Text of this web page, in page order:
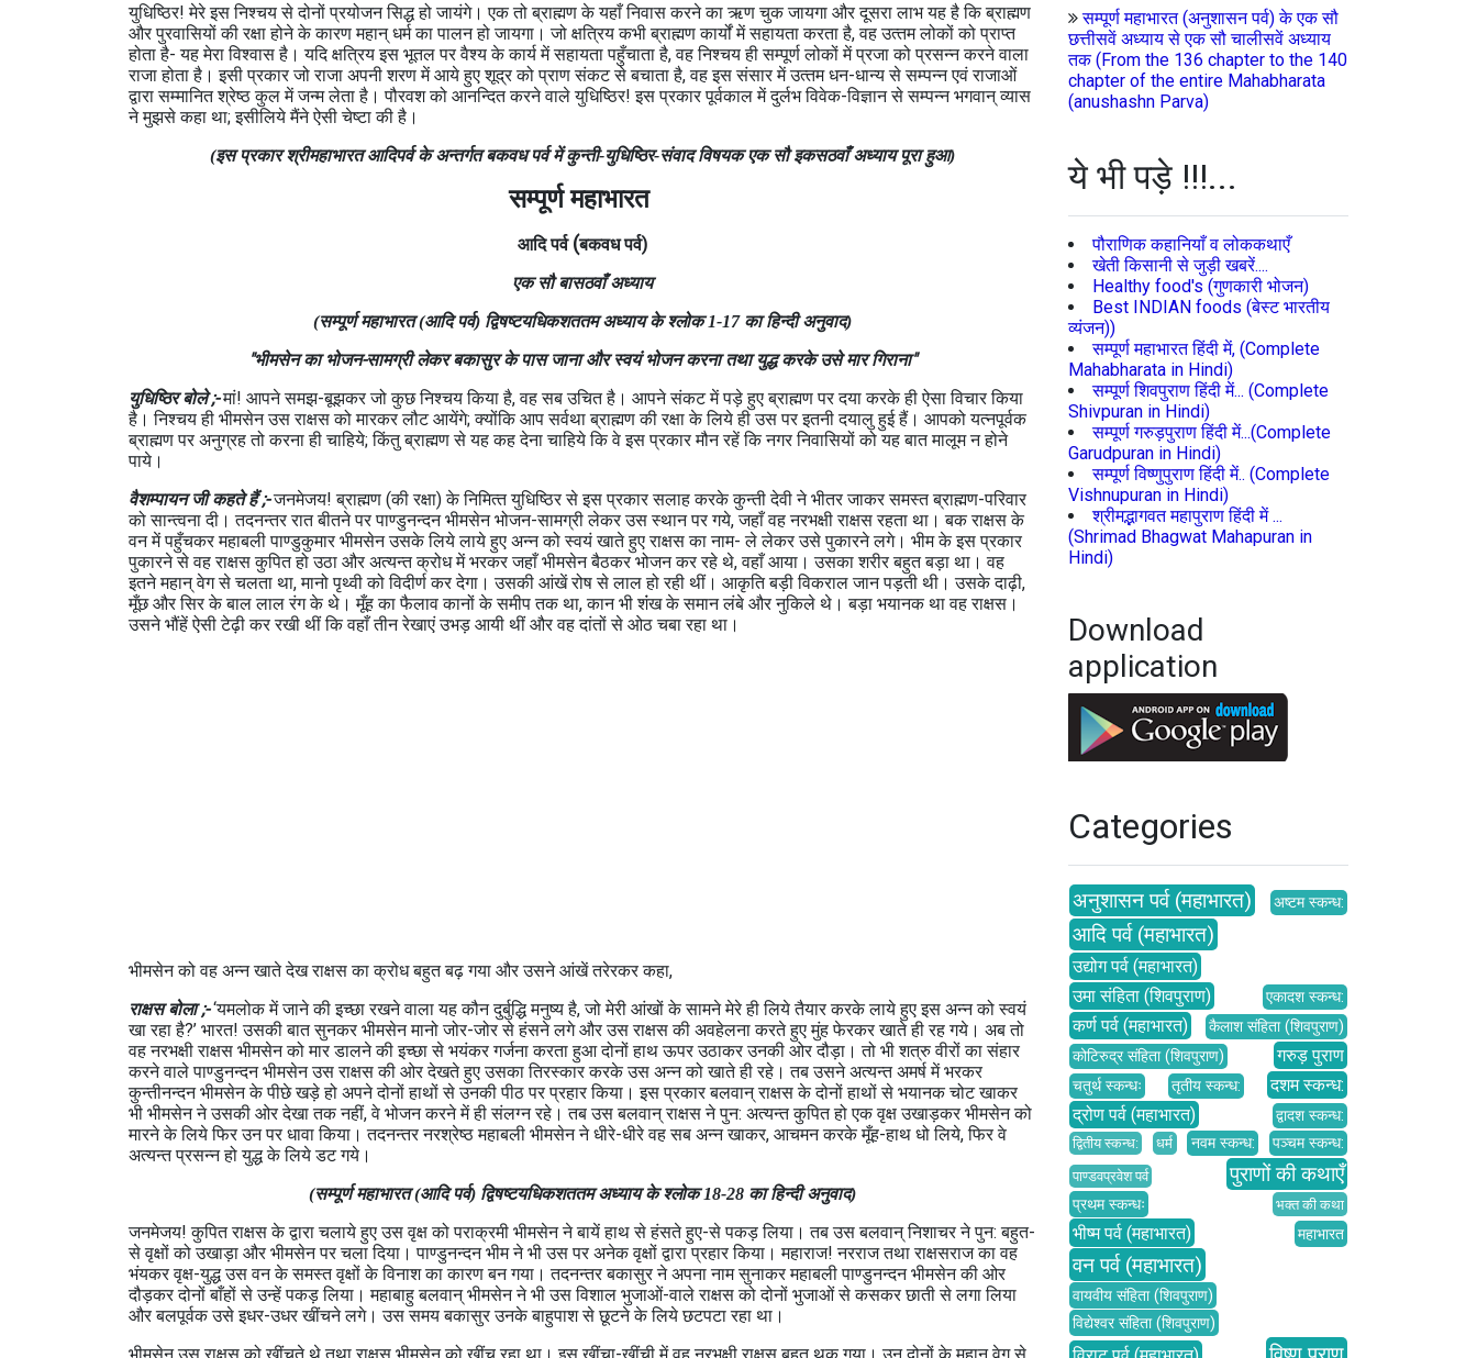
युधिष्ठिर! मेरे इस निश्‍चय से दोनों प्रयोजन सिद्ध हो जायंगे। एक तो ब्राह्मण के यहाँ निवास करने का ऋण चुक जायगा और दूसरा लाभ यह है कि ब्राह्मण
और पुरवासियों की रक्षा होने के कारण महान् धर्म का पालन हो जायगा। जो क्षत्रिय कभी ब्राह्मण कार्यों में सहायता करता है, वह उत्‍तम लोकों को प्राप्‍त
होता है- यह मेरा विश्‍वास है। यदि क्षत्रिय इस भूतल पर वैश्‍य के कार्य में सहायता पहुँचाता है, वह निश्‍चय ही सम्‍पूर्ण लोकों में प्रजा को प्रसन्‍न करने वाला
राजा होता है। इसी प्रकार जो राजा अपनी शरण में आये हुए शूद्र को प्राण संकट से बचाता है, वह इस संसार में उत्‍तम धन-धान्‍य से सम्‍पन्‍न एवं राजाओं
द्वारा सम्‍मानित श्रेष्‍ठ कुल में जन्‍म लेता है। पौरवश को आनन्दित करने वाले युधिष्ठिर! इस प्रकार पूर्वकाल में दुर्लभ विवेक-विज्ञान से सम्‍पन्‍न भगवान् व्यास
ने मुझसे कहा था; इसीलिये मैंने ऐसी चेष्‍टा की है।
(इस प्रकार श्रीमहाभारत आदिपर्व के अन्‍तर्गत बकवध पर्व में कुन्‍ती-युधिष्ठिर-संवाद विषयक एक सौ इकसठवाँ अध्‍याय पूरा हुआ)
सम्पूर्ण महाभारत
आदि पर्व (बकवध पर्व)
एक सौ बासठवाँअध्याय
(सम्पूर्ण महाभारत (आदि पर्व) द्विषष्‍टयधिकशततम अध्‍याय के श्लोक 1-17 का हिन्दी अनुवाद)
"भीमसेन का भोजन-सामग्री लेकर बकासुर के पास जाना और स्‍वयं भोजन करना तथा युद्ध करके उसे मार गिराना"
युधिष्ठिर बोले ;-मां! आपने समझ-बूझकर जो कुछ निश्‍चय किया है, वह सब उचित है। आपने संकट में पड़े हुए ब्राह्मण पर दया करके ही ऐसा विचार किया
है। निश्‍चय ही भीमसेन उस राक्षस को मारकर लौट आयेंगे; क्‍योंकि आप सर्वथा ब्राह्मण की रक्षा के लिये ही उस पर इतनी दयालु हुई हैं। आपको यत्‍नपूर्वक
ब्राह्मण पर अनुग्रह तो करना ही चाहिये; किंतु ब्राह्मण से यह कह देना चाहिये कि वे इस प्रकार मौन रहें कि नगर निवासियों को यह बात मालूम न होने
पाये।
वैशम्‍पायन जी कहते हैं ;-जनमेजय! ब्राह्मण (की रक्षा) के निमित्‍त युधिष्ठिर से इस प्रकार सलाह करके कुन्‍ती देवी ने भीतर जाकर समस्‍त ब्राह्मण-परिवार
को सान्‍त्‍वना दी। तदनन्‍तर रात बीतने पर पाण्‍डुनन्‍दन भीमसेन भोजन-सामग्री लेकर उस स्‍थान पर गये, जहाँ वह नरभक्षी राक्षस रहता था। बक राक्षस के
वन में पहुँचकर महाबली पाण्‍डुकुमार भीमसेन उसके लिये लाये हुए अन्‍न को स्‍वयं खाते हुए राक्षस का नाम- ले लेकर उसे पुकारने लगे। भीम के इस प्रकार
पुकारने से वह राक्षस कुपित हो उठा और अत्‍यन्‍त क्रोध में भरकर जहाँ भीमसेन बैठकर भोजन कर रहे थे, वहाँ आया। उसका शरीर बहुत बड़ा था। वह
इतने महान् वेग से चलता था, मानो पृथ्‍वी को विदीर्ण कर देगा। उसकी आंखें रोष से लाल हो रही थीं। आकृति बड़ी विकराल जान पड़ती थी। उसके दाढ़ी,
मूँछ और सिर के बाल लाल रंग के थे। मूँह का फैलाव कानों के समीप तक था, कान भी शंंख के समान लंबे और नुकिले थे। बड़ा भयानक था वह राक्षस।
उसने भौंहें ऐसी टेढ़ी कर रखी थीं कि वहाँ तीन रेखाएं उभड़ आयी थीं और वह दांतों से ओठ चबा रहा था।
भीमसेन को वह अन्‍न खाते देख राक्षस का क्रोध बहुत बढ़ गया और उसने आंखें तरेरकर कहा,
राक्षस बोला ;-‘यमलोक में जाने की इच्‍छा रखने वाला यह कौन दुर्बुद्धि मनुष्‍य है, जो मेरी आंखों के सामने मेरे ही लिये तैयार करके लाये हुए इस अन्‍न को स्‍वयं
खा रहा है?’ भारत! उसकी बात सुनकर भीमसेन मानो जोर-जोर से हंसने लगे और उस राक्षस की अवहेलना करते हुए मुंह फेरकर खाते ही रह गये। अब तो
वह नरभक्षी राक्षस भीमसेन को मार डालने की इच्‍छा से भयंकर गर्जना करता हुआ दोनों हाथ ऊपर उठाकर उनकी ओर दौड़ा। तो भी शत्रु वीरों का संहार
करने वाले पाण्‍डुनन्‍दन भीमसेन उस राक्षस की ओर देखते हुए उसका तिरस्‍कार करके उस अन्‍न को खाते ही रहे। तब उसने अत्‍यन्‍त अमर्ष में भरकर
कुन्‍तीनन्‍दन भीमसेन के पीछे खड़े हो अपने दोनों हा‍थों से उनकी पीठ पर प्रहार किया। इस प्रकार बलवान् राक्षस के दोनों हाथों से भयानक चोट खाकर
भी भीमसेन ने उसकी ओर देखा तक नहीं, वे भोजन करने में ही संलग्‍न रहे। तब उस बलवान् राक्षस ने पुन: अत्‍यन्‍त कुपित हो एक वृक्ष उखाड़कर भीमसेन को
मारने के लिये फिर उन पर धावा किया। तदनन्‍तर नरश्रेष्‍ठ महाबली भीमसेन ने धीरे-धीरे वह सब अन्‍न खाकर, आचमन करके मूँह-हाथ धो लिये, फिर वे
अत्‍यन्‍त प्रसन्‍न हो युद्ध के लिये डट गये।
(सम्पूर्ण महाभारत (आदि पर्व) द्विषष्‍टयधिकशततम अध्‍याय के श्लोक 18-28 का हिन्दी अनुवाद)
जनमेजय! कुपित राक्षस के द्वारा चलाये हुए उस वृक्ष को पराक्रमी भीमसेन ने बायें हाथ से हंसते हुए-से पकड़ लिया। तब उस बलवान् निशाचर ने पुन: बहुत-
से वृक्षों को उखाड़ा और भीमसेन पर चला दिया। पाण्‍डुनन्‍दन भीम ने भी उस पर अनेक वृक्षों द्वारा प्रहार किया। महाराज! नरराज तथा राक्षसराज का वह
भंयकर वृक्ष-युद्ध उस वन के समस्‍त वृक्षों के विनाश का कारण बन गया। तदनन्‍तर बकासुर ने अपना नाम सुनाकर महाबली पाण्‍डुनन्‍दन भीमसेन की ओर
दौड़कर दोनों बाँहों से उन्‍हें पकड़ लिया। महाबाहु बलवान् भीमसेन ने भी उस विशाल भुजाओं-वाले राक्षस को दोनों भुजाओं से कसकर छाती से लगा लिया
और बलपूर्वक उसे इधर-उधर खींचने लगे। उस समय बकासुर उनके बाहुपाश से छूटने के लिये छटपटा रहा था।
सम्पूर्ण महाभारत (अनुशासन पर्व) के एक सौ
छत्तीसवें अध्याय से एक सौ चालीसवें अध्याय
तक (From the 136 chapter to the 140
chapter of the entire Mahabharata
(anushashn Parva)
ये भी पड़े !!!...
पौराणिक कहानियाँ व लोककथाएँ
खेती किसानी से जुड़ी खबरें....
Healthy food's (गुणकारी भोजन)
Best INDIAN foods (बेस्ट भारतीय
व्यंजन))
सम्पूर्ण महाभारत हिंदी में, (Complete
Mahabharata in Hindi)
सम्पूर्ण शिवपुराण हिंदी में... (Complete
Shivpuran in Hindi)
सम्पूर्ण गरुड़पुराण हिंदी में...(Complete
Garudpuran in Hindi)
सम्पूर्ण विष्णुपुराण हिंदी में.. (Complete
Vishnupuran in Hindi)
श्रीमद्भागवत महापुराण हिंदी में ...
(Shrimad Bhagwat Mahapuran in
Hindi)
Download
application
Categories
अनुशासन पर्व (महाभारत) अष्टम स्कन्ध:
आदि पर्व (महाभारत)
उद्योग पर्व (महाभारत)
उमा संहिता (शिवपुराण)
एकादश स्कन्ध:
कर्ण पर्व (महाभारत)
कैलाश संहिता (शिवपुराण)
कोटिरुद्र संहिता (शिवपुराण)
गरुड़ पुराण
चतुर्थ स्कन्धः तृतीय स्कन्ध:
दशम स्कन्ध:
द्रोण पर्व (महाभारत)
द्वादश स्कन्ध:
द्वितीय स्कन्ध: धर्म नवम स्कन्ध: पञ्चम स्कन्ध:
पाण्डवप्रवेश पर्व पुराणों की कथाएँ
प्रथम स्कन्धः भक्त की कथा
भीष्म पर्व (महाभारत) महाभारत
वन पर्व (महाभारत)
वायवीय संहिता (शिवपुराण)
विद्येश्वर संहिता (शिवपुराण)